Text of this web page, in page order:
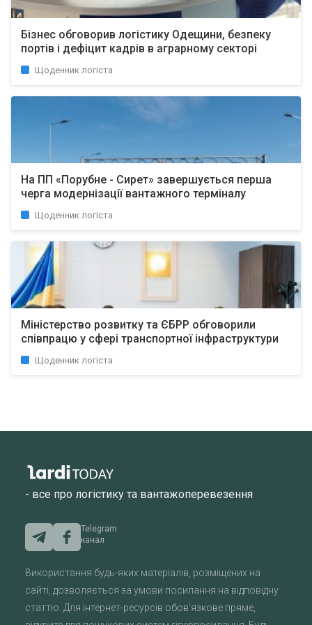
Бізнес обговорив логістику Одещини, безпеку
портів і дефіцит кадрів в аграрному секторі
Щоденник логіста
На ПП «Порубне - Сирет» завершується перша
черга модернізації вантажного терміналу
Щоденник логіста
Міністерство розвитку та ЄБРР обговорили
співпрацю у сфері транспортної інфраструктури
Щоденник логіста
- все про логістику та вантажоперевезення
Telegram
канал
Використання будь-яких матеріалів, розміщених на
сайті, дозволяється за умови посилання на відповідну
статтю. Для інтернет-ресурсів обов'язкове пряме,